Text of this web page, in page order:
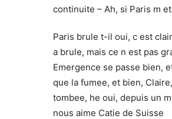
continuite – Ah, si Paris m
Paris brule t-il oui, c est
a brule, mais ce n est pas
Emergence se passe bien,
que la fumee, et bien,
tombee, he oui, depuis un
nous aime Catie de Suisse